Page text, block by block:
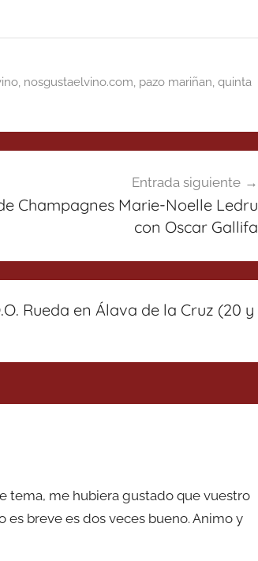
, nosgustaelvino.com, pazo mariñan, quinta
Entrada siguiente
Champagnes Marie-Noelle Ledru
con Oscar Gallifa
Rueda en Álava de la Cruz (20 y
tema, me hubiera gustado que vuestro
breve es dos veces bueno. Animo y